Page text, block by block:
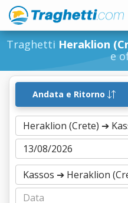
Traghetti Heraklion
e
Andata e Ritorno